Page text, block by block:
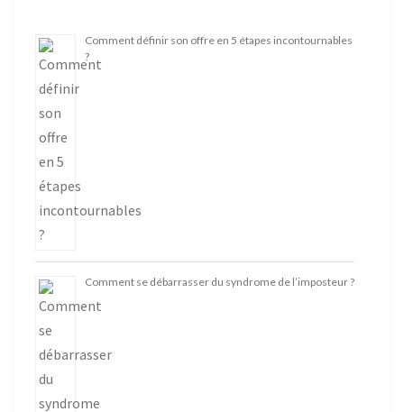
Comment définir son offre en 5 étapes incontournables
?
Comment se débarrasser du syndrome de l’imposteur ?